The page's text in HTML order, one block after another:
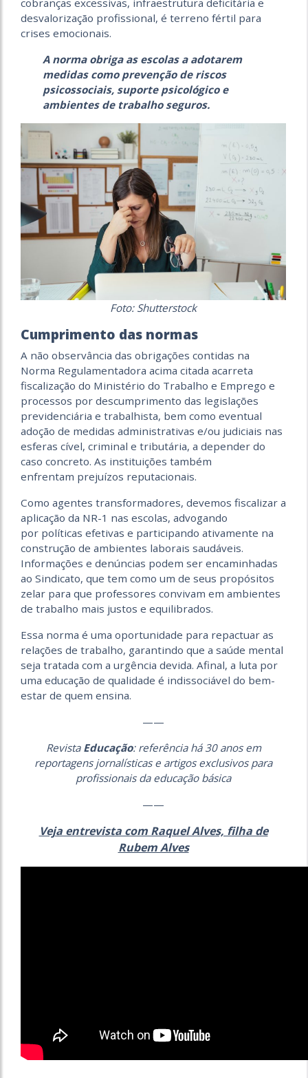
cobranças excessivas, infraestrutura deficitária e
desvalorização profissional, é terreno fértil para
crises emocionais.
A norma obriga as escolas a adotarem
medidas como prevenção de riscos
psicossociais, suporte psicológico e
ambientes de trabalho seguros.
Foto: Shutterstock
Cumprimento das normas
A não observância das obrigações contidas na
Norma Regulamentadora acima citada acarreta
fiscalização do Ministério do Trabalho e Emprego e
processos por descumprimento das legislações
previdenciária e trabalhista, bem como eventual
adoção de medidas administrativas e/ou judiciais nas
esferas cível, criminal e tributária, a depender do
caso concreto. As instituições também
enfrentam prejuízos reputacionais.
Como agentes transformadores, devemos fiscalizar a
aplicação da NR-1 nas escolas, advogando
por políticas efetivas e participando ativamente na
construção de ambientes laborais saudáveis.
Informações e denúncias podem ser encaminhadas
ao Sindicato, que tem como um de seus propósitos
zelar para que professores convivam em ambientes
de trabalho mais justos e equilibrados.
Essa norma é uma oportunidade para repactuar as
relações de trabalho, garantindo que a saúde mental
seja tratada com a urgência devida. Afinal, a luta por
uma educação de qualidade é indissociável do bem-
estar de quem ensina.
——
Revista Educação: referência há 30 anos em
reportagens jornalísticas e artigos exclusivos para
profissionais da educação básica
——
Veja entrevista com Raquel Alves, filha de
Rubem Alves